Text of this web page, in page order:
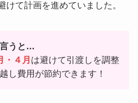
けて計画を進めていました。
うと…
・４月 は避けて引渡しを調整
し費用が節約できます！